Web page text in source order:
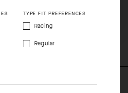
conçue pour empêcher
cuissards.
TYPE FIT PREFERENCES
Racing
Regular